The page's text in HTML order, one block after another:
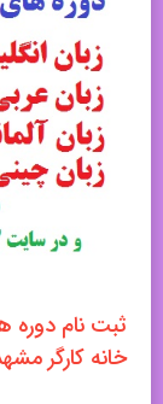
ثبت نام دوره
خانه کارگر